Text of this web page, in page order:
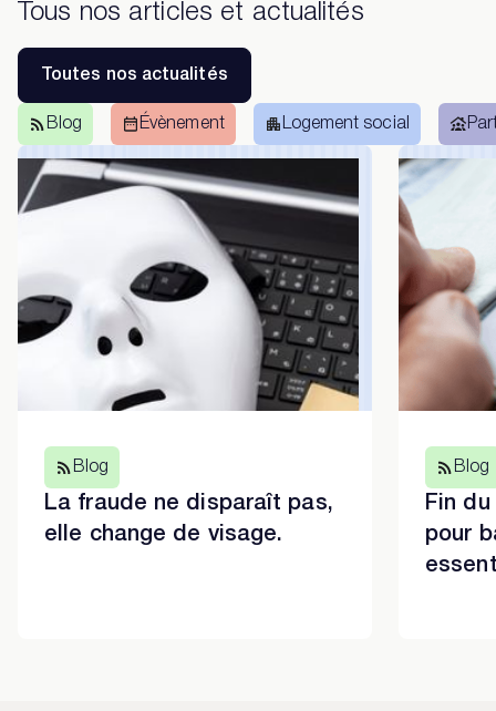
Tous nos articles et actualités
Toutes nos actualités
Blog Évènement Logement social
Blog
La fraude ne disparaît pas,
elle change de visage.
Blog
Fin
pour